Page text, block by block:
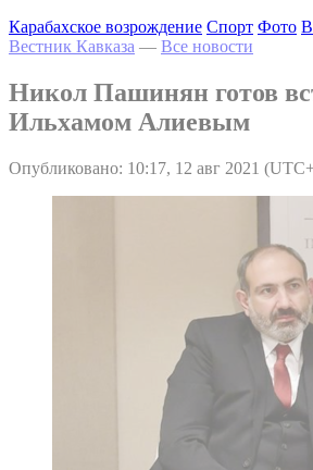
Карабахское возрождение Спорт Фото
Вестник Кавказа — Все новости
Никол Пашинян готов
Ильхамом Алиевым
Опубликовано: 10:17, 12 авг 2021